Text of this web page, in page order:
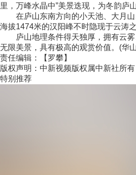
里，万峰水晶中”美景迭现，为冬韵庐
在庐山东南方向的小天池、大月山
海拔1474米的汉阳峰不时隐现于云涛
庐山地理条件得天独厚，拥有云雾
无限美景，具有极高的观赏价值。(华
责任编辑：【罗攀】
版权声明：中新视频版权属中新社所
特别推荐